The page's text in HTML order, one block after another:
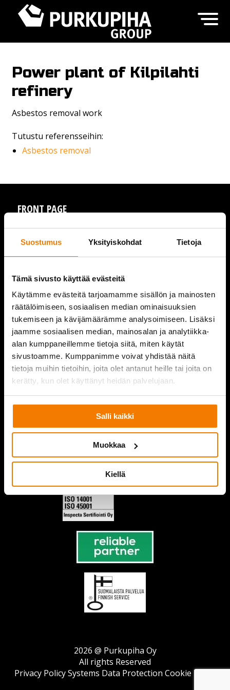
Suostumus Yksityiskohdat Tietoja
Tämä sivusto käyttää evästeitä
Käytämme evästeitä tarjoamamme sisällön ja mainosten
räätälöimiseen, sosiaalisen median ominaisuuksien
tukemiseen ja kävijämäärämme analysoimiseen. Lisäksi
jaamme sosiaalisen median, mainosalan ja analytiikka-
alan kumppaneillemme tietoja siitä, miten käytät
sivustoamme. Kumppanimme voivat yhdistää näitä
tietoja muihin tietoihin, joita olet antanut heille tai joita on
kerätty, kun olet käyttänyt heidän palvelujaan.
Salli kaikki
Muokkaa
Kiellä
Power plant of Kilpilahti
refinery
Asbestos removal work
Tutustu referensseihin:
Asbestos removal
FRONT PAGE
REFERENCES
COMPANY
CONTACT INFORMATION
PURKUPIHA
2026 @ Purkupiha Oy
All rights Reserved
Privacy PolicySystems Data Protection Cookie Policy